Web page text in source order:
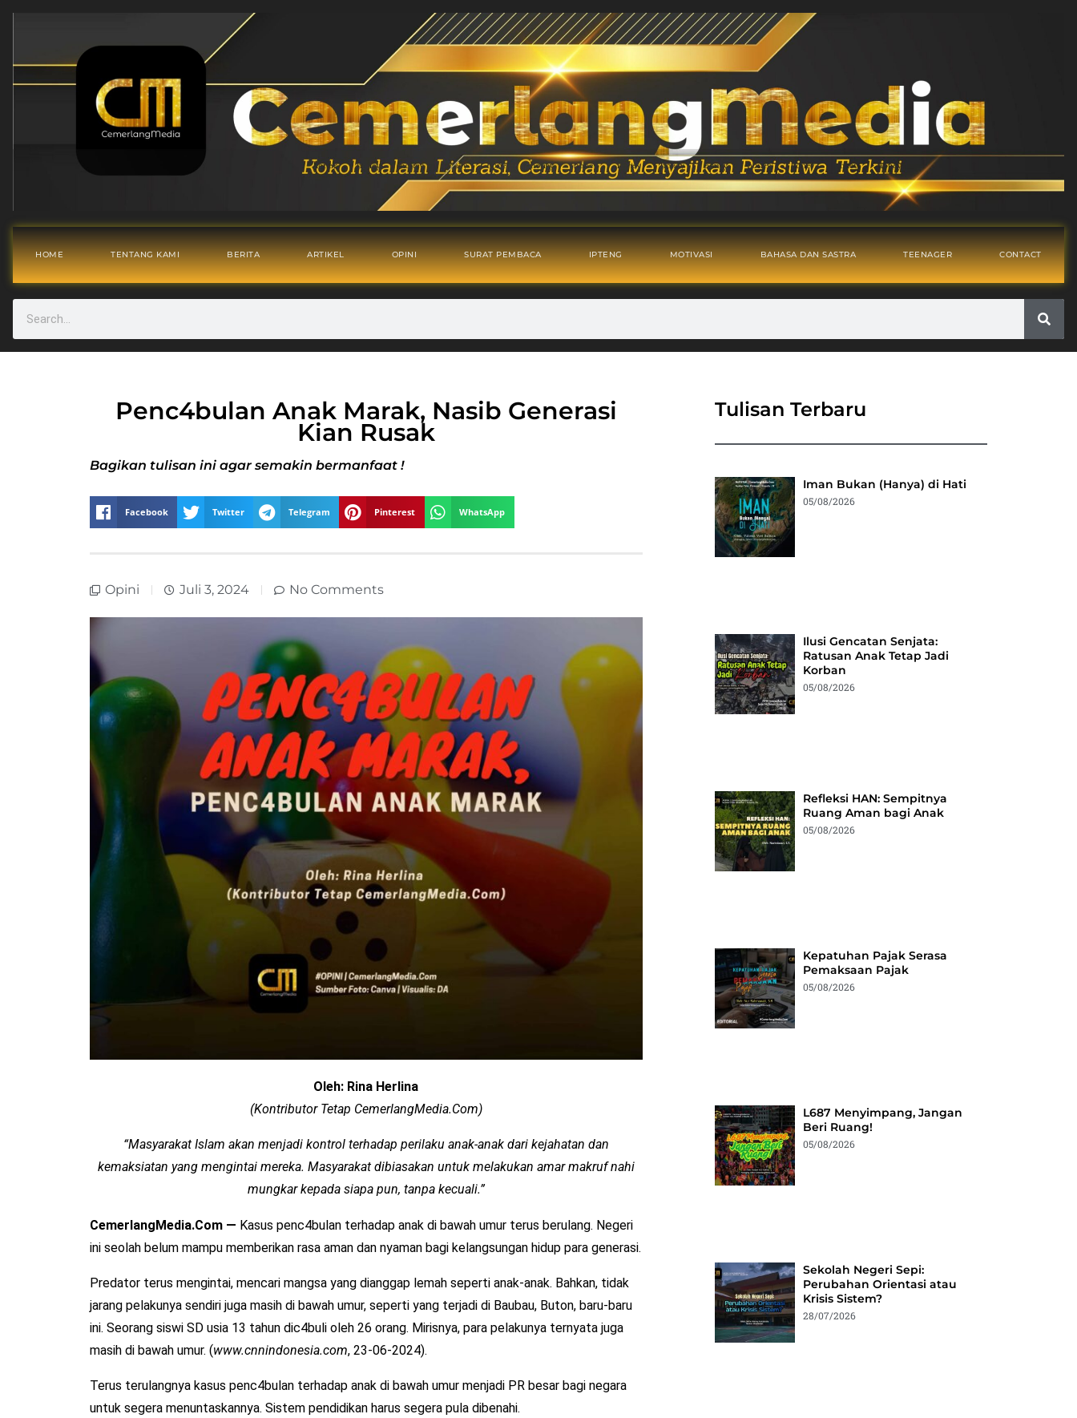
HOME TENTANG KAMI BERITA ARTIKEL OPINI SURAT PEMBACA IPTENG MOTIVASI BAHASA DAN SASTRA TEENAGER CONTACT
Penc4bulan Anak Marak, Nasib Generasi
Kian Rusak
Bagikan tulisan ini agar semakin bermanfaat !
Facebook Twitter Telegram Pinterest WhatsApp
Opini Juli 3, 2024 No Comments
Oleh: Rina Herlina
(Kontributor Tetap CemerlangMedia.Com)
“Masyarakat Islam akan menjadi kontrol terhadap perilaku anak-anak dari kejahatan dan
kemaksiatan yang mengintai mereka. Masyarakat dibiasakan untuk melakukan amar makruf nahi
mungkar kepada siapa pun, tanpa kecuali.”
CemerlangMedia.Com — Kasus penc4bulan terhadap anak di bawah umur terus berulang. Negeri
ini seolah belum mampu memberikan rasa aman dan nyaman bagi kelangsungan hidup para generasi.
Predator terus mengintai, mencari mangsa yang dianggap lemah seperti anak-anak. Bahkan, tidak
jarang pelakunya sendiri juga masih di bawah umur, seperti yang terjadi di Baubau, Buton, baru-baru
ini. Seorang siswi SD usia 13 tahun dic4buli oleh 26 orang. Mirisnya, para pelakunya ternyata juga
masih di bawah umur. (www.cnnindonesia.com, 23-06-2024).
Terus terulangnya kasus penc4bulan terhadap anak di bawah umur menjadi PR besar bagi negara
untuk segera menuntaskannya. Sistem pendidikan harus segera pula dibenahi.
Tulisan Terbaru
Iman Bukan (Hanya) di Hati
05/08/2026
Ilusi Gencatan Senjata:
Ratusan Anak Tetap Jadi
Korban
05/08/2026
Refleksi HAN: Sempitnya
Ruang Aman bagi Anak
05/08/2026
Kepatuhan Pajak Serasa
Pemaksaan Pajak
05/08/2026
L687 Menyimpang, Jangan
Beri Ruang!
05/08/2026
Sekolah Negeri Sepi:
Perubahan Orientasi atau
Krisis Sistem?
28/07/2026